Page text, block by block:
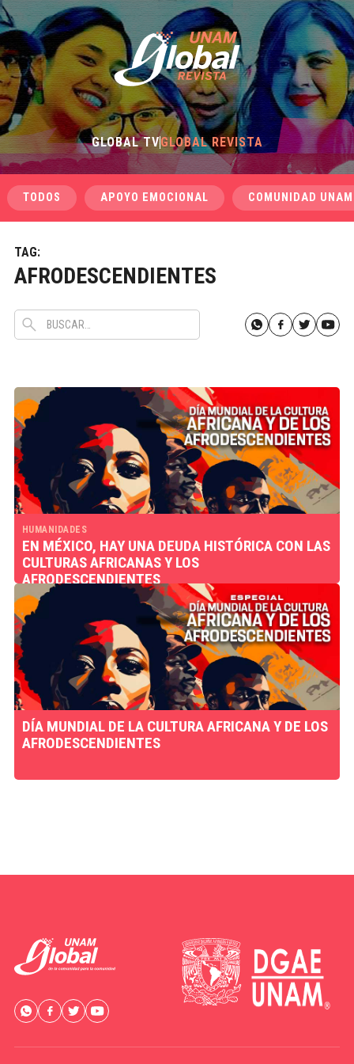
GLOBAL TVGLOBAL REVISTA
TODOS APOYO EMOCIONAL COMUNIDAD UNAM
TAG:
AFRODESCENDIENTES
HUMANIDADES
EN MÉXICO, HAY UNA DEUDA HISTÓRICA CON LAS
CULTURAS AFRICANAS Y LOS
AFRODESCENDIENTES
DÍA MUNDIAL DE LA CULTURA AFRICANA Y DE LOS
AFRODESCENDIENTES